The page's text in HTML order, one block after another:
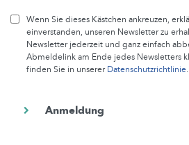
Wenn Sie dieses Kästchen ankreuzen,
einverstanden, unseren Newsletter zu
Newsletter jederzeit und ganz einfach
Abmeldelink am Ende jedes Newsletters
finden Sie in unsererDatenschutzrichtlinie.